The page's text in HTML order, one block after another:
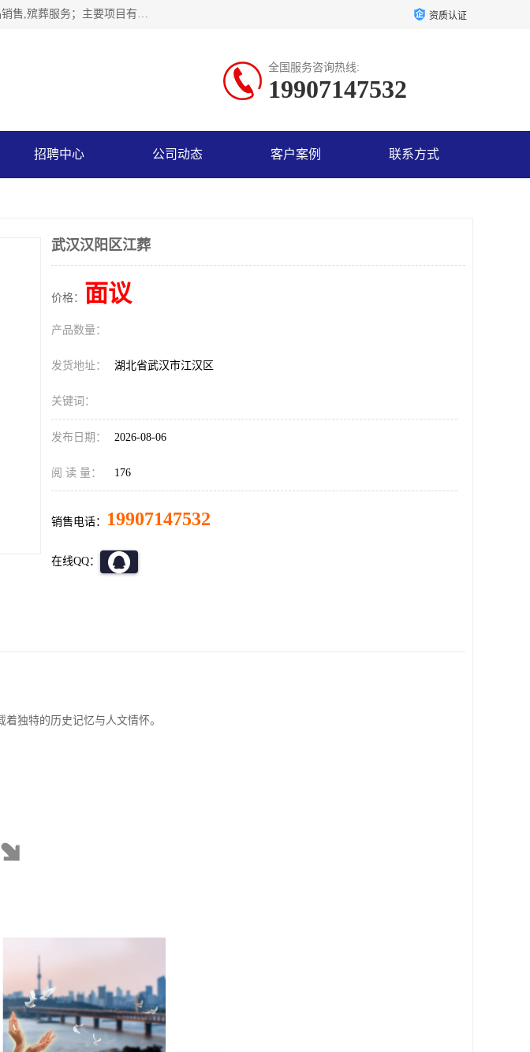
武汉市江汉区天上星殡葬中心成立于2023年，注册地位于湖北省武汉市。经营范围包括：殡仪用品销售,殡葬服务；主要项目有：穿衣服，寿衣，西服，现代装，灵堂布置，遗像，灵棚，乐队，化妆，遗体告别厅，守灵别墅，遗体托运，墓地代理低价出售。 资质认证
全国服务咨询热线:
19907147532
招聘中心 公司动态 客户案例 联系方式
武汉汉阳区江葬
价格： 面议
产品数量：
发货地址： 湖北省武汉市江汉区
关键词：
发布日期： 2026-08-06
阅 读 量： 176
销售电话： 19907147532
在线QQ：
独特的历史记忆与人文情怀。